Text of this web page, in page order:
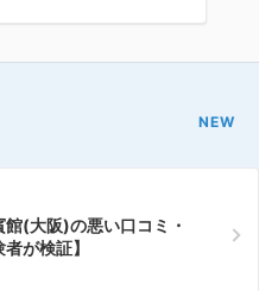
(大阪)の悪い口コミ・
が検証】